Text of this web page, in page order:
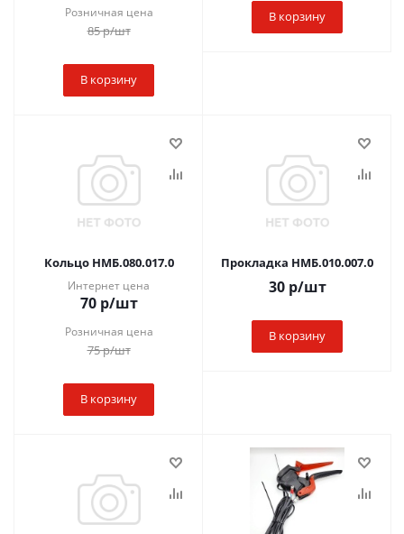
Розничная цена
85р/шт
В корзину
В корзину
Кольцо НМБ.080.017.0
Интернет цена
70р/шт
Розничная цена
75р/шт
В корзину
Прокладка НМБ.010.007.0
30р/шт
В корзину